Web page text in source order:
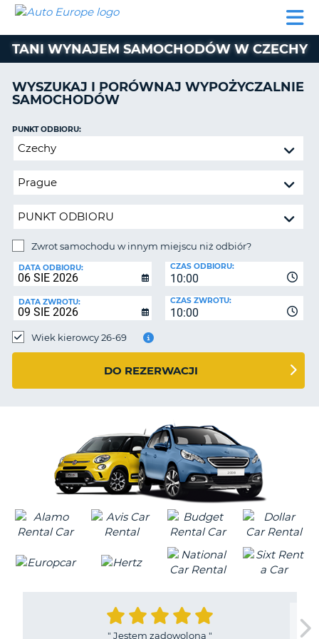
WYNAJEM
WYPOŻYCZALNIA
AUTO
EUROPE
WYNAJEM
WYPOŻYCZALNIA
KAMPERÓW
PARTNERZY
KONTO
ZARZĄDZANIE
REZERWACJĄ
POLSKA
TANI WYNAJEM SAMOCHODÓW W CZECHY
WYSZUKAJ I PORÓWNAJ WYPOŻYCZALNIE
SAMOCHODÓW
Zwrot
w
innym
niż
odbiór?
PUNKT ODBIORU:
Zwrot samochodu w innym miejscu niż odbiór?
ZWROTU:
DATA ODBIORU:
10:00
CZAS ODBIORU:
DATA ZWROTU:
10:00
CZAS ZWROTU:
Wiek kierowcy 26-69
DO REZERWACJI
" Jestem zadowolona "